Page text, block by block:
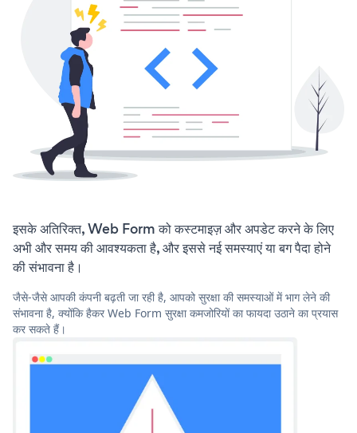
इसके अतिरिक्त, Web Form को कस्टमाइज़ और अपडेट करने के लिए
अभी और समय की आवश्यकता है, और इससे नई समस्याएं या बग पैदा होने
की संभावना है।
जैसे-जैसे आपकी कंपनी बढ़ती जा रही है, आपको सुरक्षा की समस्याओं में भाग लेने की
संभावना है, क्योंकि हैकर Web Form सुरक्षा कमजोरियों का फायदा उठाने का प्रयास
कर सकते हैं।